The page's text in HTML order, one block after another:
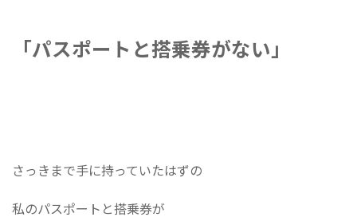
「パスポートと搭乗券がない」
さっきまで手に持っていたはずの
私のパスポートと搭乗券が